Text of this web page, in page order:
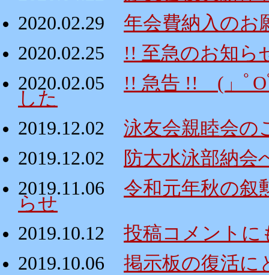
2020.02.29
年会費納入のお
2020.02.25
!! 至急のお知ら
2020.02.05
!! 急告 !! (」ﾟO
した
2019.12.02
泳友会親睦会
2019.12.02
防大水泳部納会
2019.11.06
令和元年秋の叙
らせ
2019.10.12
投稿コメントに
2019.10.06
掲示板の復活に